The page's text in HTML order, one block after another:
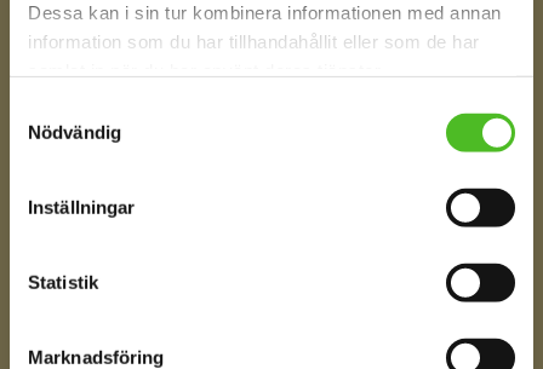
Dessa kan i sin tur kombinera informationen med annan
information som du har tillhandahållit eller som de har
Nödvändig
Inställningar
Statistik
Marknadsföring
FÅ TIPS OM NYHETER!
Jag samtycker till att motta digital kommunikation i